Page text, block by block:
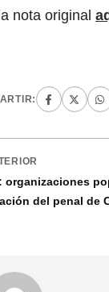
nota original
organizaciones
del penal de